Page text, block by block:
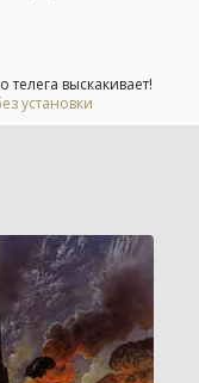
выскакивает!
установки